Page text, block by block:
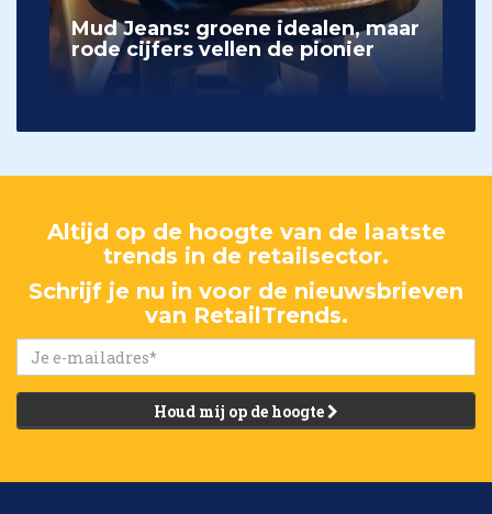
Mud Jeans: groene idealen, maar
rode cijfers vellen de pionier
Altijd op de hoogte van de laatste
trends in de retailsector.
Schrijf je nu in voor de nieuwsbrieven
van RetailTrends.
Houd mij op de hoogte